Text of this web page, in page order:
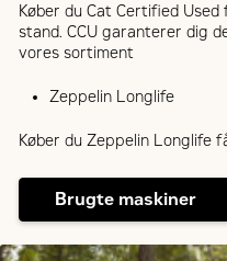
Køber du Cat Certified
stand. CCU garanterer dig
vores sortiment
Zeppelin Longlife
Køber du Zeppelin Longlife
Brugte maskiner